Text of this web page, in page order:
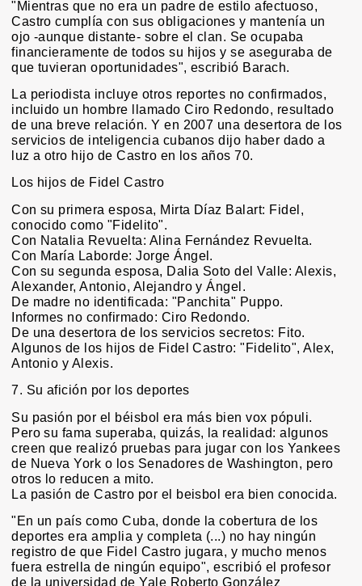
"Mientras que no era un padre de estilo afectuoso,
Castro cumplía con sus obligaciones y mantenía un
ojo -aunque distante- sobre el clan. Se ocupaba
financieramente de todos su hijos y se aseguraba de
que tuvieran oportunidades", escribió Barach.
La periodista incluye otros reportes no confirmados,
incluido un hombre llamado Ciro Redondo, resultado
de una breve relación. Y en 2007 una desertora de los
servicios de inteligencia cubanos dijo haber dado a
luz a otro hijo de Castro en los años 70.
Los hijos de Fidel Castro
Con su primera esposa, Mirta Díaz Balart: Fidel,
conocido como "Fidelito".
Con Natalia Revuelta: Alina Fernández Revuelta.
Con María Laborde: Jorge Ángel.
Con su segunda esposa, Dalia Soto del Valle: Alexis,
Alexander, Antonio, Alejandro y Ángel.
De madre no identificada: "Panchita" Puppo.
Informes no confirmado: Ciro Redondo.
De una desertora de los servicios secretos: Fito.
Algunos de los hijos de Fidel Castro: "Fidelito", Alex,
Antonio y Alexis.
7. Su afición por los deportes
Su pasión por el béisbol era más bien vox pópuli.
Pero su fama superaba, quizás, la realidad: algunos
creen que realizó pruebas para jugar con los Yankees
de Nueva York o los Senadores de Washington, pero
otros lo reducen a mito.
La pasión de Castro por el beisbol era bien conocida.
"En un país como Cuba, donde la cobertura de los
deportes era amplia y completa (...) no hay ningún
registro de que Fidel Castro jugara, y mucho menos
fuera estrella de ningún equipo", escribió el profesor
de la universidad de Yale Roberto González